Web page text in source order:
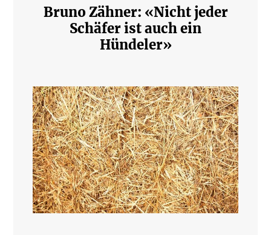
Bruno Zähner: «Nicht jeder
Schäfer ist auch ein
Hündeler»